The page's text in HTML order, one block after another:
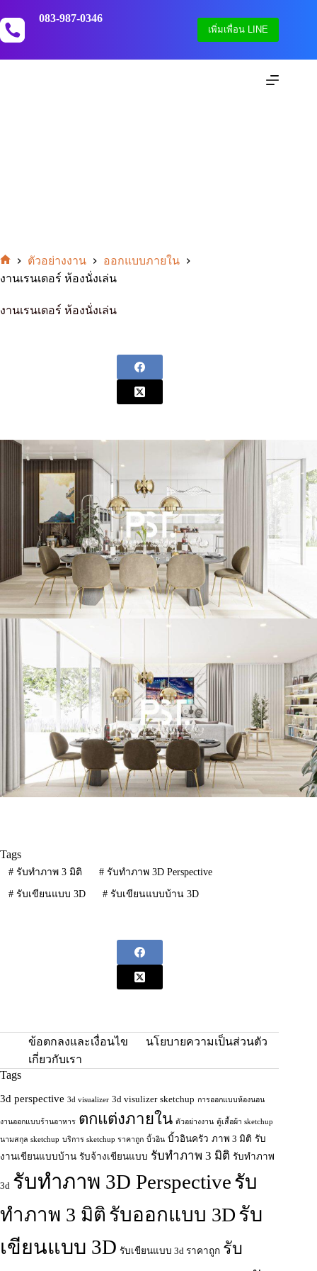
to
content
083-987-0346
เพิ่มเพื่อน LINE
หน้า
ตัวอย่างงาน
ออกแบบภายใน
งานเรนเดอร์ ห้องนั่งเล่น
งานเรนเดอร์ ห้องนั่งเล่น
Tags
#รับทำภาพ 3 มิติ #รับทำภาพ 3D Perspective
#รับเขียนแบบ 3D #รับเขียนแบบบ้าน 3D
ข้อตกลงและเงื่อนไข
นโยบายความเป็นส่วนตัว
เกี่ยวกับเรา
Tags
3d perspective 3d visualizer 3d visulizer sketchup การออกแบบห้องนอน
งานออกแบบร้านอาหาร ตกแต่งภายใน ตัวอย่างงาน ตู้เสื้อผ้า sketchup
นามสกุล sketchup บริการ sketchup ราคาถูก บิ้วอิน บิ้วอินครัว ภาพ 3 มิติ รับ
งานเขียนแบบบ้าน รับจ้างเขียนแบบ รับทำภาพ 3 มิติ รับทำภาพ
3d รับทำภาพ 3D Perspectiveรับ
ทําภาพ 3 มิติ รับออกแบบ 3Dรับ
เขียนแบบ 3D รับเขียนแบบ 3d ราคาถูก รับ